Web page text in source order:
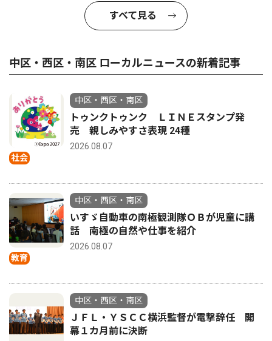
すべて見る
中区・西区・南区 ローカルニュースの新着記事
社会
中区・西区・南区
トゥンクトゥンク ＬＩＮＥスタンプ発
売 親しみやすさ表現 24種
2026.08.07
教育
中区・西区・南区
いすゞ自動車の南極観測隊ＯＢが児童に講
話 南極の自然や仕事を紹介
2026.08.07
中区・西区・南区
ＪＦＬ・ＹＳＣＣ横浜監督が電撃辞任 開
幕１カ月前に決断